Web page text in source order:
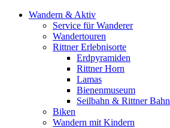
Wandern & Aktiv
Service für Wanderer
Wandertouren
Rittner Erlebnisorte
Erdpyramiden
Rittner Horn
Lamas
Bienenmuseum
Seilbahn & Rittner Bahn
Biken
Wandern mit Kindern